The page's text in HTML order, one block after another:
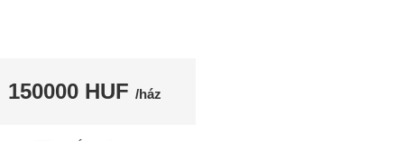
150000 HUF /ház